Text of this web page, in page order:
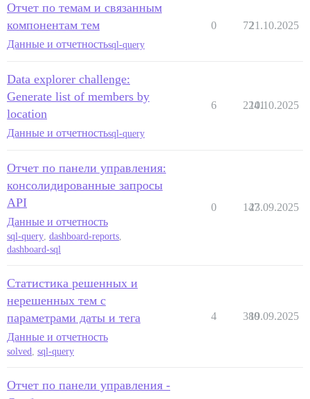
Отчет по темам и связанным
компонентам тем
Данные и отчетностьsql-query
0 7221.10.2025
Data explorer challenge:
Generate list of members by
location
Данные и отчетностьsql-query
6 2241
10.10.2025
Отчет по панели управления:
консолидированные запросы
API
Данные и отчетность
sql-query, dashboard-reports,
dashboard-sql
0 147
23.09.2025
Статистика решенных и
нерешенных тем с
параметрами даты и тега
Данные и отчетность
solved, sql-query
4 380
19.09.2025
Отчет по панели управления -